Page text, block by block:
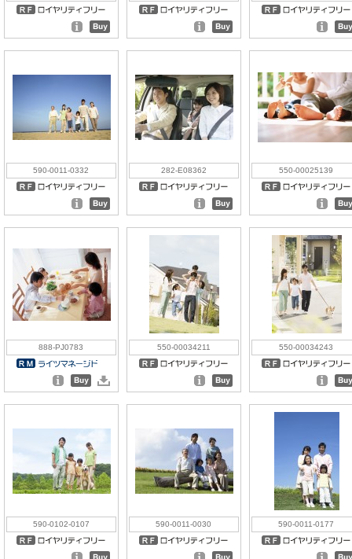
590-0011-0332 282-E08362 550-00025139
888-PJ0783 550-00034211 550-00034243
590-0102-0107 590-0011-0030 590-0011-0177